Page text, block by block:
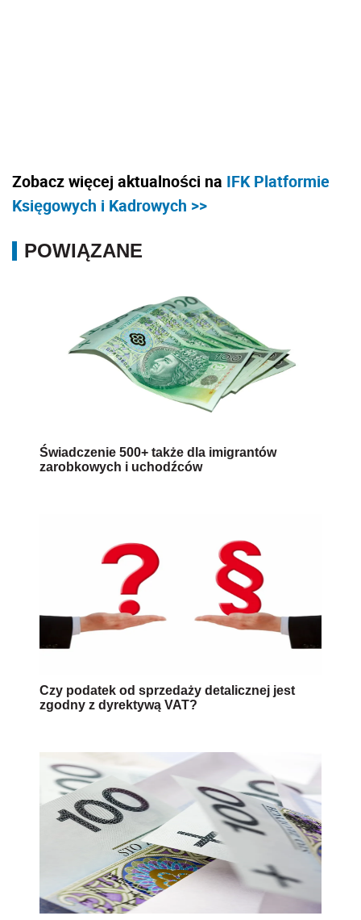
Zobacz więcej aktualności na IFK Platformie
Księgowych i Kadrowych >>
POWIĄZANE
Świadczenie 500+ także dla imigrantów
zarobkowych i uchodźców
Czy podatek od sprzedaży detalicznej jest
zgodny z dyrektywą VAT?